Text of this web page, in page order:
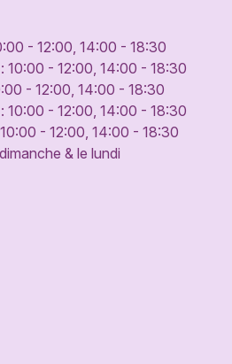
- 12:00, 14:00 - 18:30
10:00 - 12:00, 14:00 - 18:30
- 12:00, 14:00 - 18:30
10:00 - 12:00, 14:00 - 18:30
- 12:00, 14:00 - 18:30
& le lundi